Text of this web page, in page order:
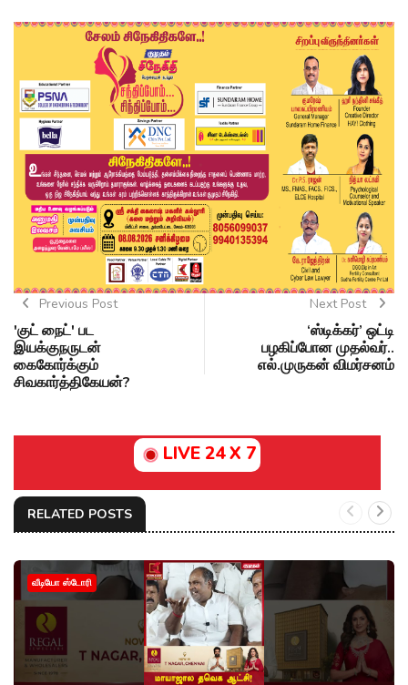
Previous Post
'குட் நைட்' பட
இயக்குநருடன்
கைகோர்க்கும்
சிவகார்த்திகேயன்?
Next Post
‘ஸ்டிக்கர்’ ஒட்டி
பழகிப்போன முதல்வர்..
எல்.முருகன் விமர்சனம்
LIVE 24 X 7
RELATED POSTS
வீடியோ ஸ்டோரி